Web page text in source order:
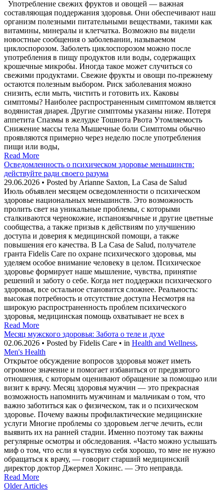
Употребление свежих фруктов и овощей — важная
составляющая поддержания здоровья. Они обеспечивают наш
организм полезными питательными веществами, такими как
витамины, минералы и клетчатка. Возможно вы видели
новостные сообщения о заболевании, называемом
циклоспорозом. Заболеть циклоспорозом можно после
употребления в пищу продуктов или воды, содержащих
крошечные микробы. Иногда такое может случиться со
свежими продуктами. Свежие фрукты и овощи по-прежнему
остаются полезным выбором. Риск заболевания можно
снизить, если мыть, чистить и готовить их. Каковы
симптомы? Наиболее распространенным симптомом является
водянистая диарея. Другие симптомы указаны ниже. Потеря
аппетита Спазмы в желудке Тошнота Рвота Утомляемость
Снижение массы тела Мышечные боли Симптомы обычно
проявляются примерно через неделю после употребления
пищи или воды,
Read More
Осведомленность о психическом здоровье меньшинств:
действуйте ради своего разума
29.06.2026 • Posted by Arianne Saxton, La Casa de Salud
Июль объявлен месяцем осведомленности о психическом
здоровье национальных меньшинств. Это возможность
пролить свет на уникальные проблемы, с которыми
сталкиваются чернокожие, испаноязычные и другие цветные
сообщества, а также призыв к действиям по улучшению
доступа и доверия к медицинской помощи, а также
повышения его качества. В La Casa de Salud, получателе
гранта Fidelis Care по охране психического здоровья, мы
уделяем особое внимание человеку в целом. Психическое
здоровье формирует наше мышление, чувства, принятие
решений и заботу о себе. Когда нет поддержки психического
здоровья, все остальное становится сложнее. Реальность:
высокая потребность и отсутствие доступа Несмотря на
широкую распространенность проблем психического
здоровья, медицинская помощь охватывает не всех в
Read More
Месяц мужского здоровья: Забота о теле и духе
02.06.2026 • Posted by Fidelis Care • in Health and Wellness,
Men's Health
Открытое обсуждение вопросов здоровья может иметь
огромное значение и помогает избавиться от предвзятого
отношения, с которым оценивают обращение за помощью или
визит к врачу. Месяц здоровья мужчин — это прекрасная
возможность напомнить мужчинам и мальчикам о том, что
важно заботиться как о физическом, так и о психическом
здоровье. Почему важны профилактические медицинские
услуги Многие проблемы со здоровьем легче лечить, если
выявить их на ранней стадии. Именно поэтому так важны
регулярные осмотры и обследования. «Часто можно услышать
миф о том, что если я чувствую себя хорошо, то мне не нужно
обращаться к врачу, — говорит старший медицинский
директор доктор Джермел Хокинс. — Это неправда.
Read More
Older Articles